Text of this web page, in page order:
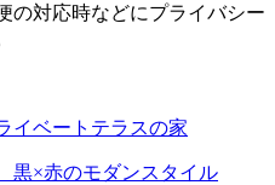
の対応時などにプライバシー
イベートテラスの家
×赤のモダンスタイル